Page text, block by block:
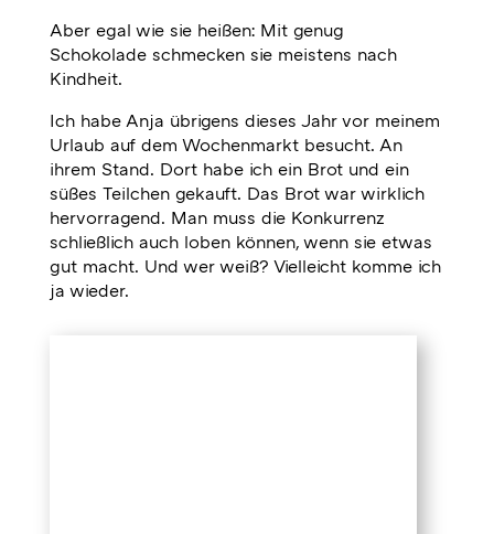
Aber egal wie sie heißen: Mit genug
Schokolade schmecken sie meistens nach
Kindheit.
Ich habe Anja übrigens dieses Jahr vor meinem
Urlaub auf dem Wochenmarkt besucht. An
ihrem Stand. Dort habe ich ein Brot und ein
süßes Teilchen gekauft. Das Brot war wirklich
hervorragend. Man muss die Konkurrenz
schließlich auch loben können, wenn sie etwas
gut macht. Und wer weiß? Vielleicht komme ich
ja wieder.